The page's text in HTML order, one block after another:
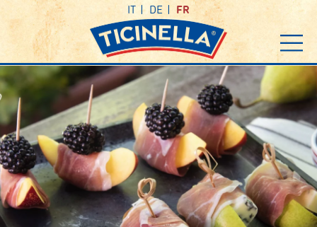
IT DE FR